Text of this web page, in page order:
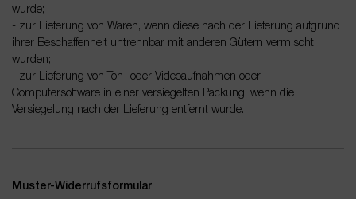
wurde;
- zur Lieferung von Waren, wenn diese nach der Lieferung aufgrund
ihrer Beschaffenheit untrennbar mit anderen Gütern vermischt
wurden;
- zur Lieferung von Ton- oder Videoaufnahmen oder
Computersoftware in einer versiegelten Packung, wenn die
Versiegelung nach der Lieferung entfernt wurde.
Muster-Widerrufsformular